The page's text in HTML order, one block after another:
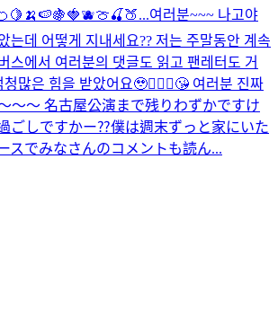
여러분~~~ 나고야
는데 어떻게 지내세요?? 저는 주말동안 계속
스에서 여러분의 댓글도 읽고 팬레터도 거
많은 힘을 받았어요🥹🙇🏻‍♂️😘 여러분 진짜
〜〜 名古屋公演まで残りわずかですけ
ごしですかー⁇僕は週末ずっと家にいた
スでみなさんのコメントも読ん...